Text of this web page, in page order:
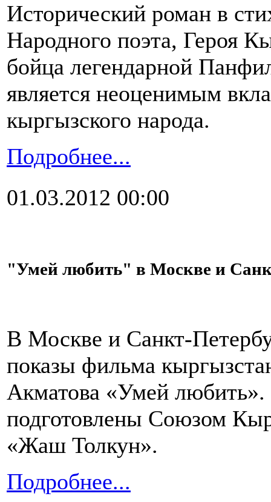
Исторический роман в
Народного поэта, Героя
бойца легендарной
является неоценимым
кыргызского народа.
Подробнее...
01.03.2012 00:00
"Умей любить" в Москве и
В Москве и Санкт-
показы фильма
Акматова «Умей
подготовлены Союзом
«Жаш Толкун».
Подробнее...